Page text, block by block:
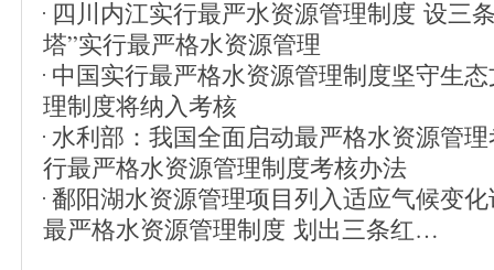
四川内江实行最严水资源管理制度 设三
塔”实行最严格水资源管理
中国实行最严格水资源管理制度坚守生
理制度将纳入考核
水利部：我国全面启动最严格水资源管
行最严格水资源管理制度考核办法
鄱阳湖水资源管理项目列入适应气候变
最严格水资源管理制度 划出三条红…